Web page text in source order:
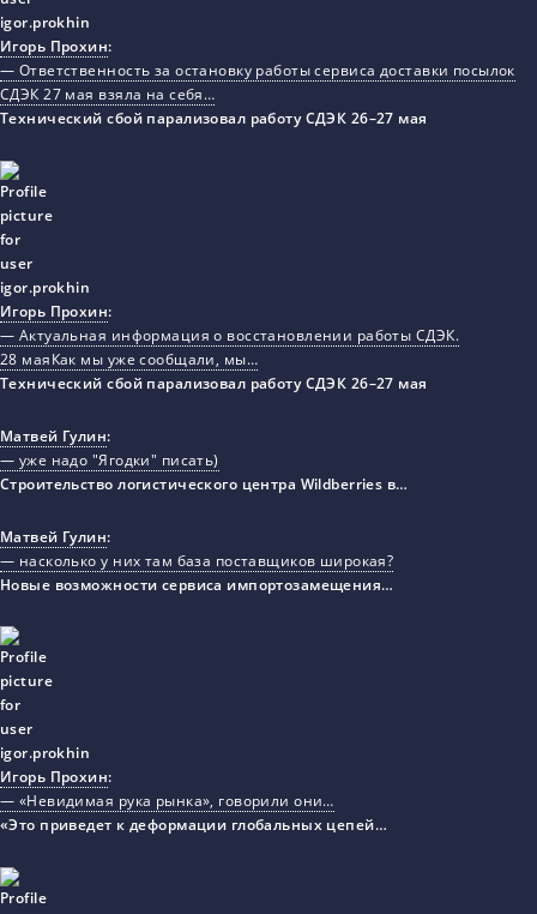
Игорь Прохин:
— Ответственность за остановку работы сервиса доставки посылок
СДЭК 27 мая взяла на себя…
Технический сбой парализовал работу СДЭК 26–27 мая
Игорь Прохин:
— Актуальная информация о восстановлении работы СДЭК.
28 маяКак мы уже сообщали, мы…
Технический сбой парализовал работу СДЭК 26–27 мая
Матвей Гулин:
— уже надо "Ягодки" писать)
Строительство логистического центра Wildberries в…
Матвей Гулин:
— насколько у них там база поставщиков широкая?
Новые возможности сервиса импортозамещения…
Игорь Прохин:
— «Невидимая рука рынка», говорили они…
«Это приведет к деформации глобальных цепей…